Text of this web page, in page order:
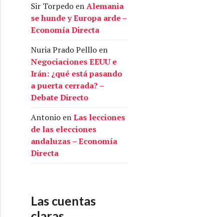
Sir Torpedo enAlemania
se hunde y Europa arde –
Economía Directa
Nuria Prado Pelllo en
Negociaciones EEUU e
Irán: ¿qué está pasando
a puerta cerrada? –
Debate Directo
Antonio enLas lecciones
de las elecciones
andaluzas – Economía
Directa
Las cuentas